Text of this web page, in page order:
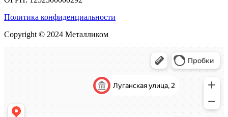
Политика конфиденциальности
Copyright © 2024 Металликом